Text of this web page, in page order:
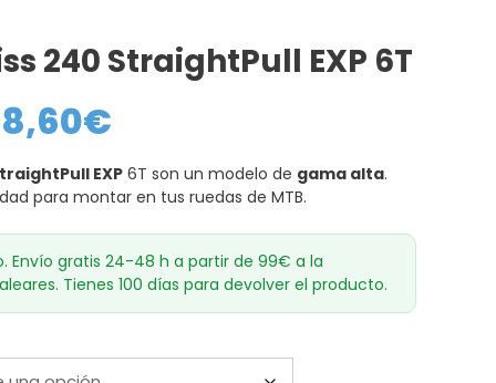
240 StraightPull EXP 6T
€
139,60€
hasta
278,60€
EXP 6T son un modelo de gama alta.
para montar en tus ruedas de MTB.
Envío gratis 24-48 h a partir de 99€ a la
Tienes 100 días para devolver el producto.